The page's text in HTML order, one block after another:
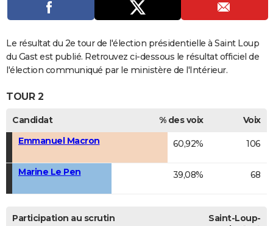
Dictionnaire
Biographies
Expressions
Proverbes
PROGRAMME TV
S'inscrire
Se connecter
Lycées
Collèges
Primaires
Universités
Entreprises
Service militaire
Avis de recherche
AVIS DE DÉCÈS
Le résultat du 2e tour de l'élection présidentielle à Saint Loup
du Gast est publié. Retrouvez ci-dessous le résultat officiel de
l'élection communiqué par le ministère de l'Intérieur.
TOUR 2
Candidat % des voix
Voix
Emmanuel Macron
60,92% 106
Marine Le Pen 39,08% 68
Participation au scrutin
Saint-Loup-